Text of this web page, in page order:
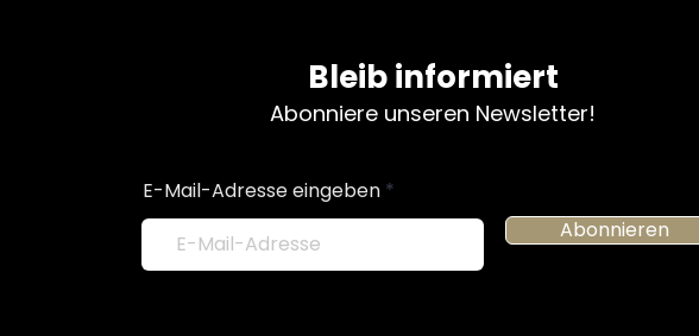
Bleib informiert
Abonniere unseren Newsletter!
E-Mail-Adresse eingeben
Abonnieren